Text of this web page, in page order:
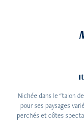
Nichée dans le "talon
pour ses paysages
perchés et côtes